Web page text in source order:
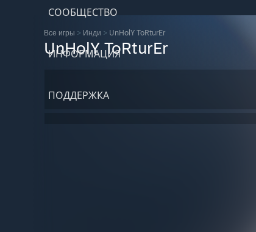
СООБЩЕСТВО
ИНФОРМАЦИЯ
ПОДДЕРЖКА
Все игры > Инди > UnHolY ToRturEr
UnHolY ToRturEr